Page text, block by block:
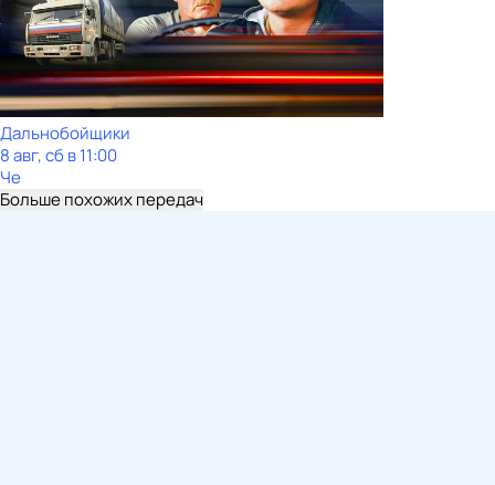
Дальнобойщики
8 авг, сб в 11:00
Че
Больше похожих передач